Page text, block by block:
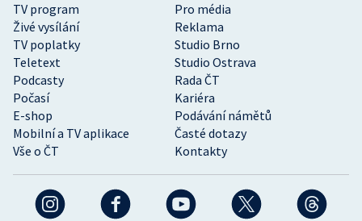
Volejbal
Ostatní
TV program
Pro média
Živé vysílání
Reklama
TV poplatky
Studio Brno
Teletext
Studio Ostrava
Podcasty
Rada ČT
Počasí
Kariéra
E-shop
Podávání námětů
Mobilní a TV aplikace
Časté dotazy
Vše o ČT
Kontakty